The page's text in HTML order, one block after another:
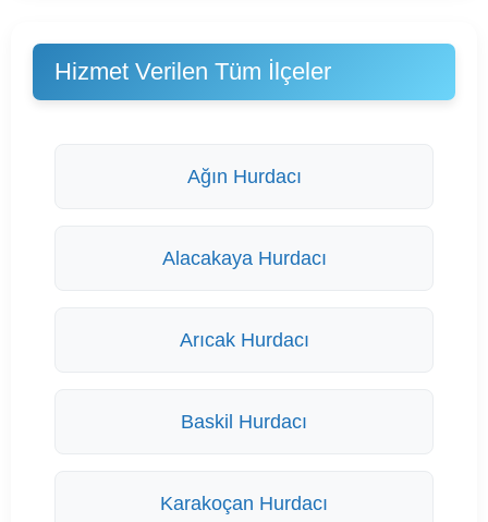
Hizmet Verilen Tüm İlçeler
Ağın Hurdacı
Alacakaya Hurdacı
Arıcak Hurdacı
Baskil Hurdacı
Karakoçan Hurdacı